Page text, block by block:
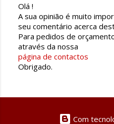
E
n
v
i
a
r
c
Olá !
A sua opinião é muito
seu comentário acerca
Para pedidos de
através da nossa
página de contactos
Obrigado.
Com